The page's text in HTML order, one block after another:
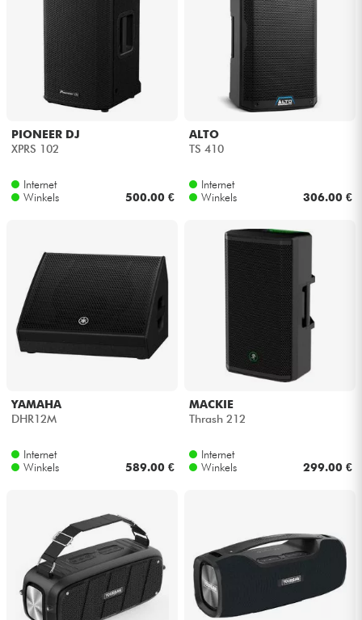
PIONEER DJ
XPRS 102
Internet
Winkels
500.00 €
ALTO
TS 410
Internet
Winkels
306.00 €
YAMAHA
DHR12M
Internet
Winkels
589.00 €
MACKIE
Thrash 212
Internet
Winkels
299.00 €